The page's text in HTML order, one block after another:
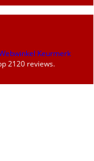
Keurmerk
2120 reviews.